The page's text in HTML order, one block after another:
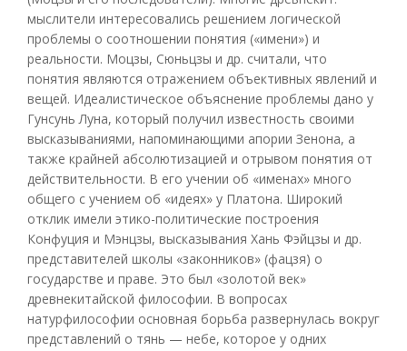
мыслители интересовались решением логической
проблемы о соотношении понятия («имени») и
реальности. Моцзы, Сюньцзы и др. считали, что
понятия являются отражением объективных явлений и
вещей. Идеалистическое объяснение проблемы дано у
Гунсунь Луна, который получил известность своими
высказываниями, напоминающими апории Зенона, а
также крайней абсолютизацией и отрывом понятия от
действительности. В его учении об «именах» много
общего с учением об «идеях» у Платона. Широкий
отклик имели этико-политические построения
Конфуция и Мэнцзы, высказывания Хань Фэйцзы и др.
представителей школы «законников» (фацзя) о
государстве и праве. Это был «золотой век»
древнекитайской философии. В вопросах
натурфилософии основная борьба развернулась вокруг
представлений о тянь — небе, которое у одних